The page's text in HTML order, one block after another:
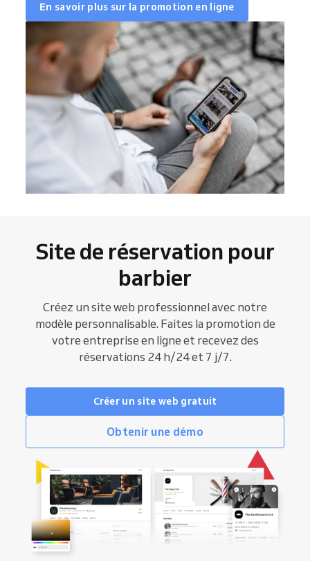
En savoir plus sur la promotion en ligne
Site de réservation pour
barbier
Créez un site web professionnel avec notre
modèle personnalisable. Faites la promotion de
votre entreprise en ligne et recevez des
réservations 24 h/24 et 7 j/7.
Créer un site web gratuit
Obtenir une démo